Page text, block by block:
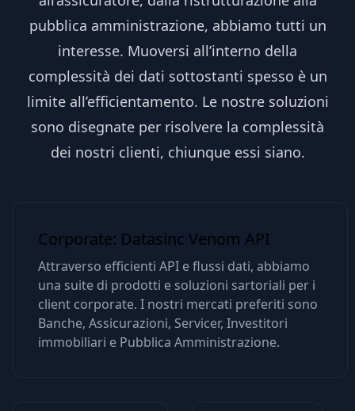
pubblica amministrazione, abbiamo tutti un
interesse. Muoversi all’interno della
complessità dei dati sottostanti spesso è un
limite all’efficientamento. Le nostre soluzioni
sono disegnate per risolvere la complessità
dei nostri clienti, chiunque essi siano.
Corporate: Datasinc Venom API
Attraverso efficienti API e flussi dati, abbiamo
una suite di prodotti e soluzioni sartoriali per i
client corporate. I nostri mercati preferiti sono
Banche, Assicurazioni, Servicer, Investitori
immobiliari e Pubblica Amministrazione.